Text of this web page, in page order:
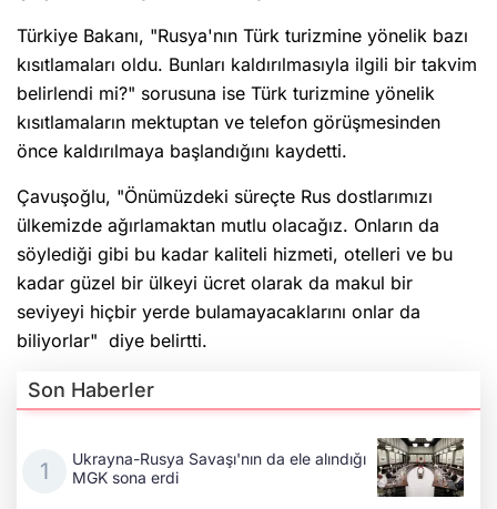
Türkiye Bakanı, "Rusya'nın Türk turizmine yönelik bazı
kısıtlamaları oldu. Bunları kaldırılmasıyla ilgili bir takvim
belirlendi mi?" sorusuna ise Türk turizmine yönelik
kısıtlamaların mektuptan ve telefon görüşmesinden
önce kaldırılmaya başlandığını kaydetti.
Çavuşoğlu, "Önümüzdeki süreçte Rus dostlarımızı
ülkemizde ağırlamaktan mutlu olacağız. Onların da
söylediği gibi bu kadar kaliteli hizmeti, otelleri ve bu
kadar güzel bir ülkeyi ücret olarak da makul bir
seviyeyi hiçbir yerde bulamayacaklarını onlar da
biliyorlar" diye belirtti.
Son Haberler
Ukrayna-Rusya Savaşı'nın da ele alındığı
MGK sona erdi